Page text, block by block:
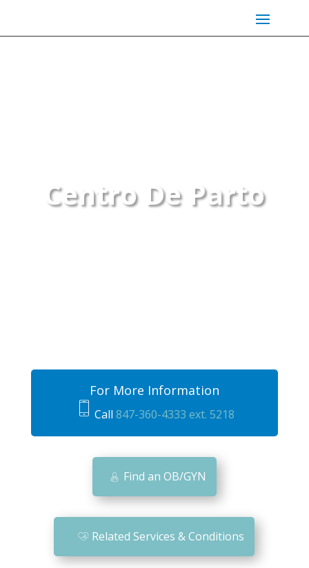
Centro De Parto
For More Information
m
le
ic
o
n
Call847-360-4333 ext. 5218
Find an OB/GYN
Related Services & Conditions